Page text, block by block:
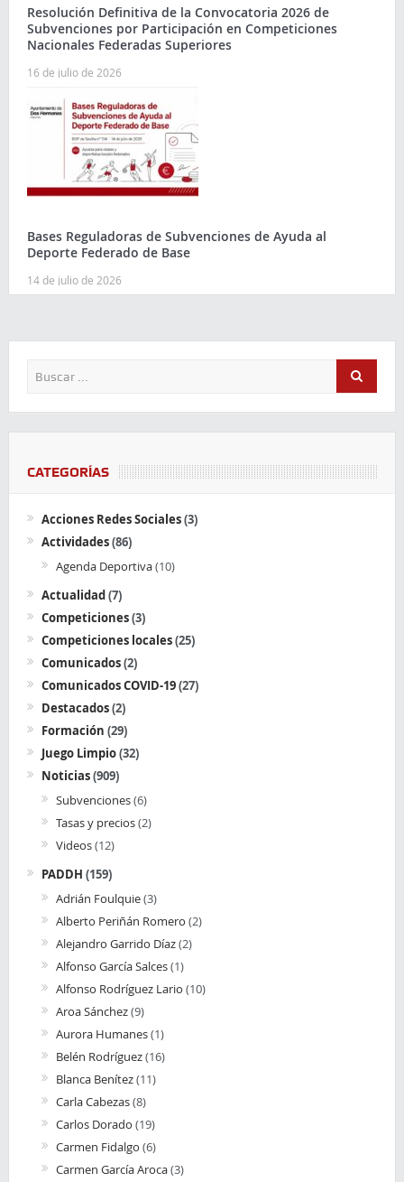
Resolución Definitiva de la Convocatoria 2026 de
Subvenciones por Participación en Competiciones
Nacionales Federadas Superiores
16 de julio de 2026
Bases Reguladoras de Subvenciones de Ayuda al
Deporte Federado de Base
14 de julio de 2026
CATEGORÍAS
Acciones Redes Sociales(3)
Actividades(86)
Agenda Deportiva(10)
Actualidad(7)
Competiciones(3)
Competiciones locales(25)
Comunicados(2)
Comunicados COVID-19(27)
Destacados(2)
Formación (29)
Juego Limpio(32)
Noticias(909)
Subvenciones(6)
Tasas y precios(2)
Videos(12)
PADDH (159)
Adrián Foulquie(3)
Alberto Periñán Romero (2)
Alejandro Garrido Díaz(2)
Alfonso García Salces(1)
Alfonso Rodríguez Lario (10)
Aroa Sánchez(9)
Aurora Humanes(1)
Belén Rodríguez(16)
Blanca Benítez(11)
Carla Cabezas(8)
Carlos Dorado (19)
Carmen Fidalgo (6)
Carmen García Aroca(3)